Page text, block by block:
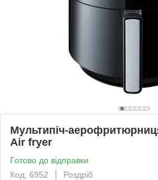
Мультипіч-
Air fryer
Готово до відправки
Код: 6952
Роздріб